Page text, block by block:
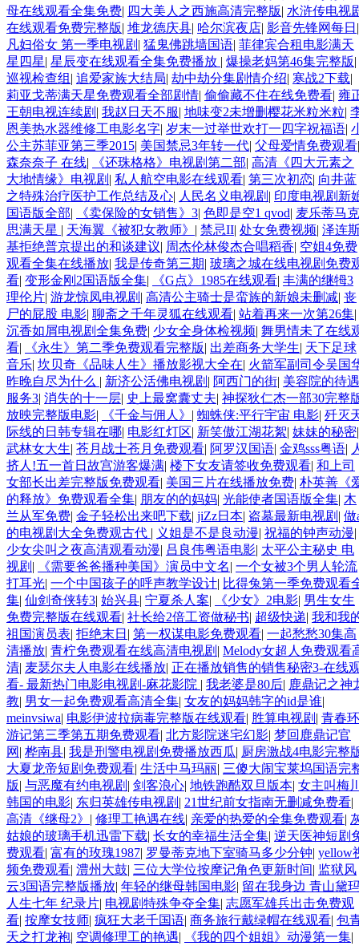
母在线观看全集免费| 四大美人之西施高清完整版| 水浒传电视
在线观看免费完整版| 堆龙德庆县| 哈尔滨夜店| 影音先锋网每日 |
凡妇俗女 第一季电视剧 | 猛鬼佛跳墙国语| 菲律宾合租电影满天
星四星| 星辰变在线观看全集免费播放 | 爆操老妈第46集完整版|
巡视检查组 | 追爱家族大结局| 劫中劫分集剧情介绍| 寒战2下载|
莉亚戈蒂满天星免费观看全部剧情| 偷偷藏不住在线免费看| 雍
王朝电视连续剧 | 我赵日天不服| 地味变2未增删樱花米粒米粒|
恩美热水器维修工电影名字| 岁末一过举世欢打一四字祝福语|
公主苏菲亚第三季2015| 美国禁忌3年转一代| 父母爱情免费观看|
森奈奈子 在线| 《还珠格格》电视剧第二部| 高清《四大元素之
大地情缘》电视剧 | 私人航空电影在线观看| 第三次初恋| 向井蓝
之特殊治疗医护工作总结及心| 人民名义电视剧 | 印度电视剧新
国语版全部| 《卖保险的女销售》3| 色即是空1 qvod| 麦乐蒂马克
思满天星 | 天海翼《被犯女教师》 | 禁忌II| 处女免费视频| 泽连
基拒绝普京提出的和谈建议| 周杰伦林俊杰合唱稻香| 空姐4免费
观看全集在线播放| 我是传奇第三期| 玻璃之城在线电视剧免费
看| 变形金刚2国语版全集| 《G点》1985在线观看| 丰满的继牳3
理伦片| 游龙惊凤电视剧 | 高清公主骑士是蛮族的新娘未删减| 丧
尸的屁股 电影| 聊斋之千年灵狐在线观看| 站着再来一次第26集|
沉香如屑电视剧全集免费| 少女全身体检视频| 舞男情未了在线
看| 《永生》第二季免费观看完整版| 出差商务大学生| 天下足球
音乐| 坎贝奇《品味人生》播放影视大全在| 火箭军副司令吴国
昨晚自尽为什么 | 新济公活佛电视剧 | 阿西门的街| 美容院的待遇
服务3| 消失的十一层| 史上最窝囊丈夫| 神探狄仁杰一部30完整
放映完整版电影| 《千金与佣人》 | 蜘蛛侠:平行宇宙 电影| 歼灭
际线的日韩专辑在哪| 电影红灯区| 新笑傲江湖花絮| 妹妹的秘密|
武林女大生| 苍月战士苍月免费观看| 阿罗汉国语| 金鸡sss粤语|
挤人!五一首日故宫游客爆满| 楼下女友请签收免费观看| 和上司
女部长出差完整版免费观看| 美国三片在线播放免费| 朴英善《
的释放》免费观看全集| 朋友的的妈妈| 光能使者国语版全集| 木
兰从军免费| 金子轻松出来吧下载| jiZz日本| 盗墓最新电视剧 | 做
的电视剧大全免费观古代 | 义姐是不是良动漫| 祝福的钟声动漫|
少女尖叫之夜高清观看动漫| 吕良伟粤语电影| 太平公主秘史 电
视剧 | 《需要爸爸播种美国》演员中文名| 一个女被3个男人轮流
打耳光| 一个中国孩子的呼声教学设计| 比得兔第一季免费观看
集| 仙剑奇侠转3| 始兴县| 宁夏杀人案| 《少女》2电影| 男生女生
免费完整版在线观看| 社长给2倍工资做秘书| 超级快递| 我和我
祖国演员表| 拒绝末日 | 第一权谋电影免费观看| 一起愁愁30集高
清播放| 青柠免费观看在线高清电视剧 | Melody女超人免费观看
清| 麦瑟尔夫人电影在线播放| 正在播放销售的销售秘密3-在线
看- 最新热门电影电视剧-麻花影院 | 我老婆是80后| 鹿鼎记之神
教| 男女一起免费观看高清全集| 女友的妈妈韩字的id是谁|
meinvsiwa| 电影伊波拉病毒完整版在线观看| 胜算电视剧 | 青春环
游记第三季第五期免费观看| 北方影院迷宅幻影| 梦回鹿鼎记官
网 | 桦南县| 我是刑警电视剧免费播放西瓜| 厨房激战4电影完整
大夏龙帝短剧免费观看| 生活中马玛丽| 三傻大闹宝莱坞国语完
版| 与恶魔有约电视剧 | 剑客浪心| 地铁跑酷双旦版本| 女主叫梅
韩国的电影| 东归英雄传电视剧 | 21世纪前女指南无删减免费看|
高清《继母2》 | 修理工艳遇在线| 亲爱的热爱的全集免费观看|
姑娘的玻璃手机迅雷下载| 长女的幸福生活全集| 逆天医神短剧
费观看| 富有的玫瑰1987| 罗曼蒂克地下室骑马多少分钟| yellow
频免费观看| 澧州大鼓| 三位大学位按摩记角色更新时间| 监狱风
云3国语完整版播放| 年轻的继母韩国电影| 留在我身边 青山黛
人生七年 纪录片| 电视剧特殊争夺全集| 志愿军雄兵出击免费观
看| 按摩女技师| 疯狂大老千国语| 商务旅行戴绿帽在线观看| 包
天之打龙袍| 空调修理工的艳遇| 《我的四个姐姐》动漫第一集|